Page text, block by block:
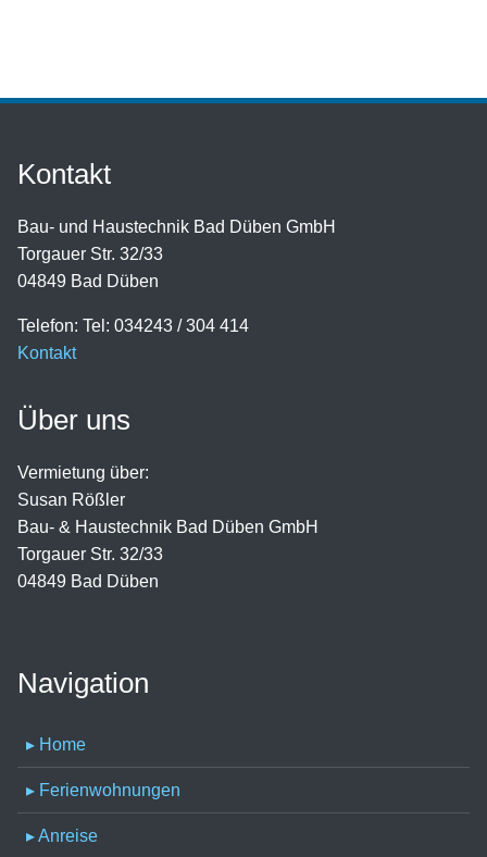
Kontakt
Bau- und Haustechnik Bad Düben GmbH
Torgauer Str. 32/33
04849 Bad Düben
Telefon: Tel: 034243 / 304 414
Kontakt
Über uns
Vermietung über:
Susan Rößler
Bau- & Haustechnik Bad Düben GmbH
Torgauer Str. 32/33
04849 Bad Düben
Navigation
▸ Home
▸ Ferienwohnungen
▸ Anreise